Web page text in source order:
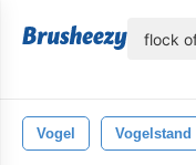
Vogel Vogelstand